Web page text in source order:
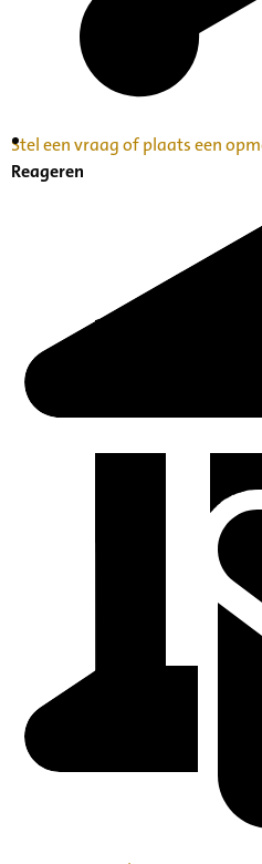
Inventaris Betekende
Stel een vraag of plaats een
Reageren